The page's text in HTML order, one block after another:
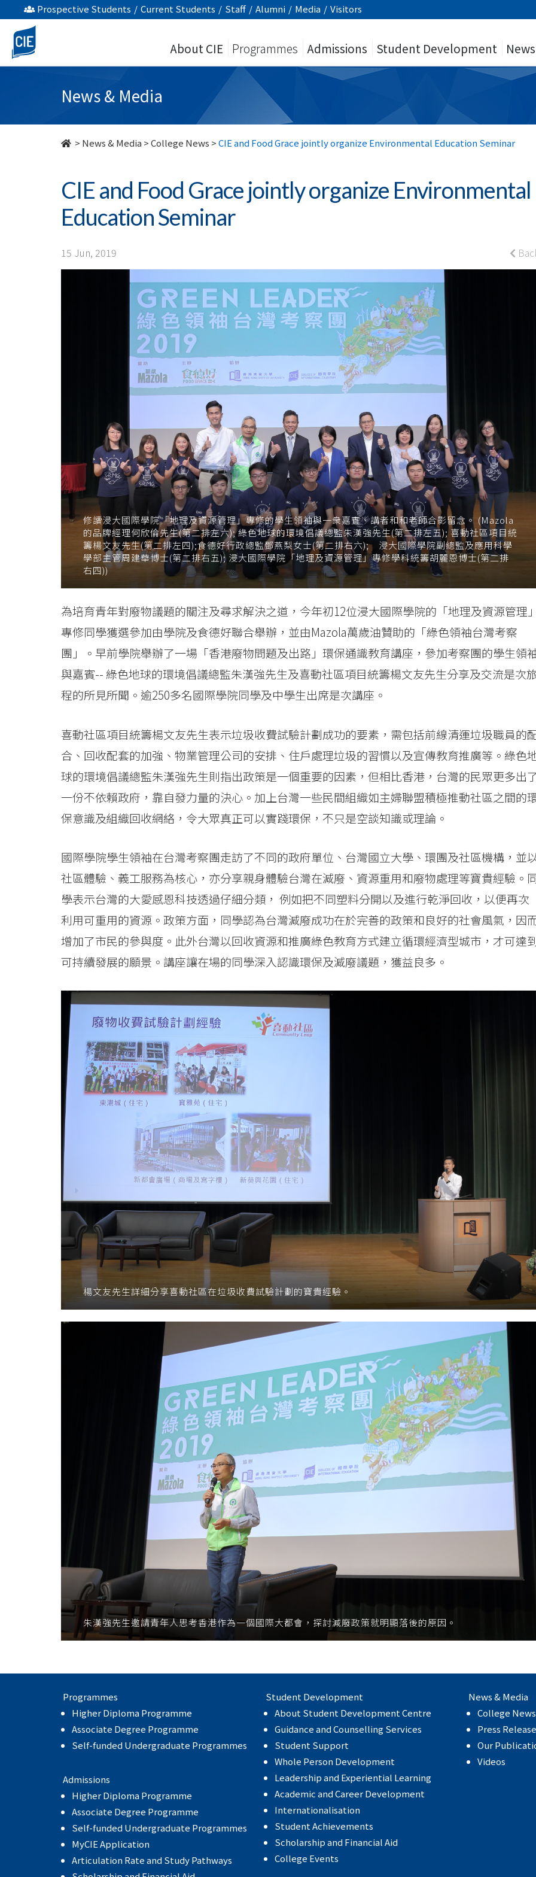
CIE
and
Food
organize
Education
Seminar
College
Baptist
University
Prospective Students / Current Students / Staff / Alumni / Media / Visitors
About CIE Programmes Admissions Student Development
News & Media
> News & Media >College News >CIE and Food Grace jointly organize Environmental Education Seminar
CIE and Food Grace jointly organize Environmental
Education Seminar
15 Jun, 2019
修讀浸大國際學院「地理及資源管理」專修的學生領袖與一衆嘉賓、講者和和老師合影留念。 (Mazola
的品牌經理何欣倫先生(第二排左六); 綠色地球的環境倡議總監朱漢強先生(第二排左五); 喜動社區項目統
籌楊文友先生(第二排左四);食德好行政總監鄧燕梨女士(第二排右六); 浸大國際學院副總監及應用科學
學部主管周建華博士(第二排右五); 浸大國際學院「地理及資源管理」專修學科統籌胡麗恩博士(第二排
右四))
為培育青年對廢物議題的關注及尋求解決之道，今年初12位浸大國際學院的「地理及資源管理」
專修同學獲選參加由學院及食德好聯合舉辦，並由Mazola萬歲油贊助的「綠色領袖台灣考察
團」。早前學院舉辦了一場「香港廢物問題及出路」環保通識教育講座，參加考察團的學生領
與嘉賓-- 綠色地球的環境倡議總監朱漢強先生及喜動社區項目統籌楊文友先生分享及交流是次
程的所見所聞。逾250多名國際學院同學及中學生出席是次講座。
喜動社區項目統籌楊文友先生表示垃圾收費試驗計劃成功的要素，需包括前線清運垃圾職員的
合、回收配套的加強、物業管理公司的安排、住戶處理垃圾的習慣以及宣傳教育推廣等。綠色
球的環境倡議總監朱漢強先生則指出政策是一個重要的因素，但相比香港，台灣的民眾更多出
一份不依賴政府，靠自發力量的決心。加上台灣一些民間組織如主婦聯盟積極推動社區之間的
保意識及組織回收網絡，令大眾真正可以實踐環保，不只是空談知識或理論。
國際學院學生領袖在台灣考察團走訪了不同的政府單位、台灣國立大學、環團及社區機構，並
社區體驗、義工服務為核心，亦分享親身體驗台灣在減廢、資源重用和廢物處理等寶貴經驗。
學表示台灣的大愛感恩科技透過仔細分類， 例如把不同塑料分開以及進行乾淨回收，以便再次
利用可重用的資源。政策方面，同學認為台灣減廢成功在於完善的政策和良好的社會風氣，因
增加了市民的參與度。此外台灣以回收資源和推廣綠色教育方式建立循環經濟型城市，才可達
可持續發展的願景。講座讓在場的同學深入認識環保及減廢議題，獲益良多。
楊文友先生詳細分享喜動社區在垃圾收費試驗計劃的寶貴經驗。
朱漢強先生邀請青年人思考香港作為一個國際大都會，探討減廢政策就明顯落後的原因。
Programmes
Higher Diploma Programme
Associate Degree Programme
Self-funded Undergraduate Programmes
Admissions
Higher Diploma Programme
Associate Degree Programme
Self-funded Undergraduate Programmes
MyCIE Application
Articulation Rate and Study Pathways
Student Development
About Student Development Centre
Guidance and Counselling Services
Student Support
Whole Person Development
Leadership and Experiential Learning
Academic and Career Development
Internationalisation
Student Achievements
Scholarship and Financial Aid
College Events
News & Media
College News
Press Release
Our
Videos